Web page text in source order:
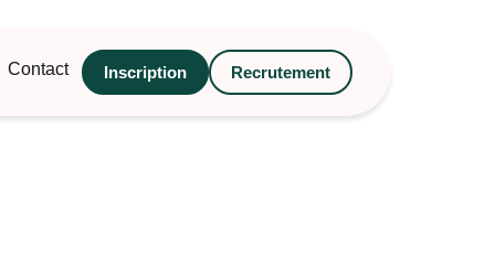
Contact Inscription Recrutement